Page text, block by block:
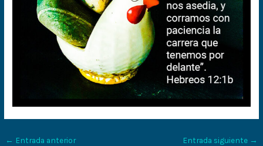
← Entrada anterior Entrada siguiente →